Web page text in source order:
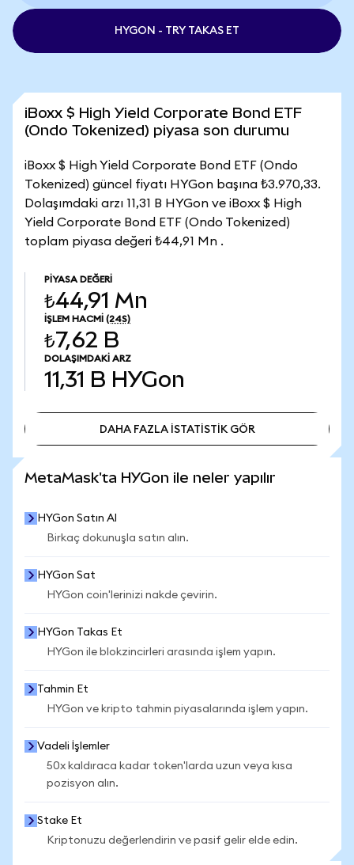
HYGON - TRY TAKAS ET
iBoxx $ High Yield Corporate Bond ETF
(Ondo Tokenized) piyasa son durumu
iBoxx $ High Yield Corporate Bond ETF (Ondo
Tokenized) güncel fiyatı HYGon başına ₺3.970,33.
Dolaşımdaki arzı 11,31 B HYGon ve iBoxx $ High
Yield Corporate Bond ETF (Ondo Tokenized)
toplam piyasa değeri ₺44,91 Mn .
PIYASA DEĞERI
₺44,91 Mn
İŞLEM HACMI (24S)
₺7,62 B
DOLAŞIMDAKI ARZ
11,31 B HYGon
DAHA FAZLA İSTATİSTİK GÖR
MetaMask'ta HYGon ile neler yapılır
HYGon Satın Al
Birkaç dokunuşla satın alın.
HYGon Sat
HYGon coin'lerinizi nakde çevirin.
HYGon Takas Et
HYGon ile blokzincirleri arasında işlem yapın.
Tahmin Et
HYGon ve kripto tahmin piyasalarında işlem yapın.
Vadeli İşlemler
50x kaldıraca kadar token'larda uzun veya kısa
pozisyon alın.
Stake Et
Kriptonuzu değerlendirin ve pasif gelir elde edin.